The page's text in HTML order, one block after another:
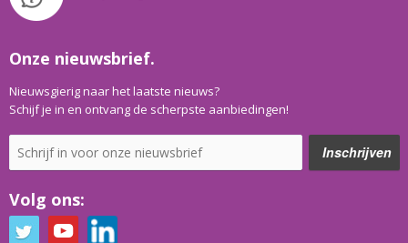
Onze nieuwsbrief.
Nieuwsgierig naar het laatste nieuws?
Schijf je in en ontvang de scherpste aanbiedingen!
Volg ons: